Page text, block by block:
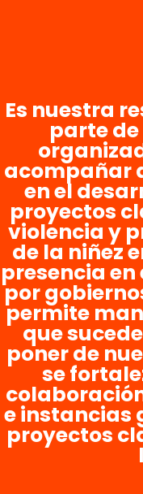
Es nuestra
parte
acompañar
en el
proyectos
violencia y
de la niñez
presencia
por
permite
que
poner de
se
e instancias
proyectos